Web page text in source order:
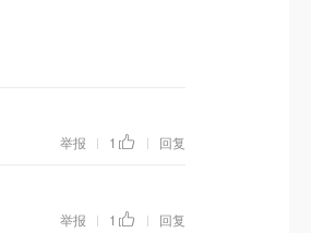
举报 | 1 | 回复
举报 | 1 | 回复